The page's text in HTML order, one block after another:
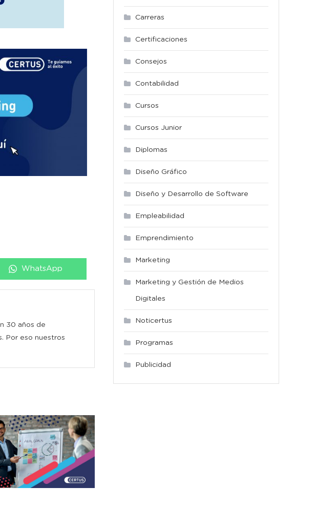
Compartir
WhatsApp
30 años de
Por eso nuestros
Carreras
Certificaciones
Consejos
Contabilidad
Cursos
Cursos Junior
Diplomas
Diseño Gráfico
Diseño y Desarrollo de Software
Empleabilidad
Emprendimiento
Marketing
Marketing y Gestión de Medios
Digitales
Noticertus
Programas
Publicidad